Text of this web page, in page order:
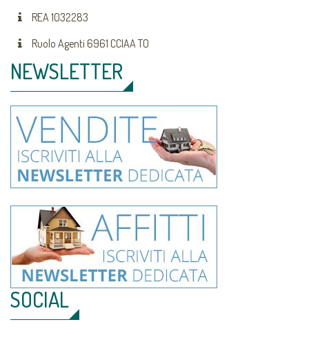
REA 1032283
Ruolo Agenti 6961 CCIAA TO
NEWSLETTER
SOCIAL